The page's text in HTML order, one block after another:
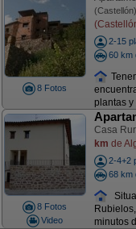
8 Fotos
(Castellón)
2-15
60 km
plantas
8 Fotos
Video
Casa
km de
2-4+2
68 km
minutos